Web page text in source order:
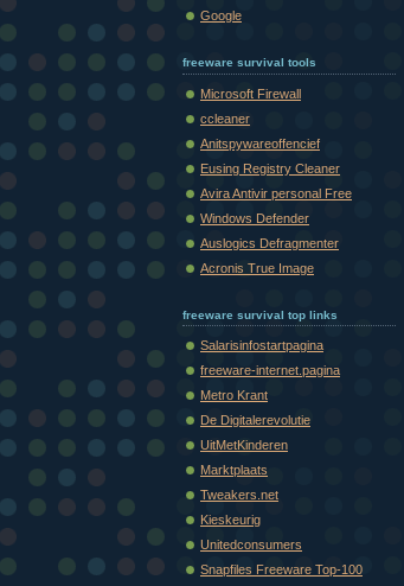
Google
freeware survival tools
Microsoft Firewall
ccleaner
Anitspywareoffencief
Eusing Registry Cleaner
Avira Antivir personal Free
Windows Defender
Auslogics Defragmenter
Acronis True Image
freeware survival top links
Salarisinfostartpagina
freeware-internet.pagina
Metro Krant
De Digitalerevolutie
UitMetKinderen
Marktplaats
Tweakers.net
Kieskeurig
Unitedconsumers
Snapfiles Freeware Top-100